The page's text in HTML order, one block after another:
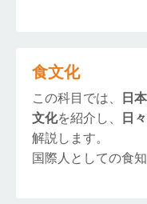
食文化
この科目では、
日
文化を紹介し、 日
解説します。
国際人としての食